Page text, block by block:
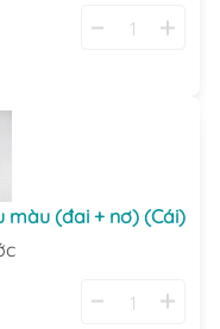
màu (đai + nơ) (Cái)